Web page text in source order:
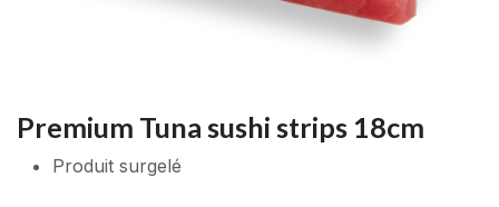
Premium Tuna sushi strips 18cm
Produit surgelé